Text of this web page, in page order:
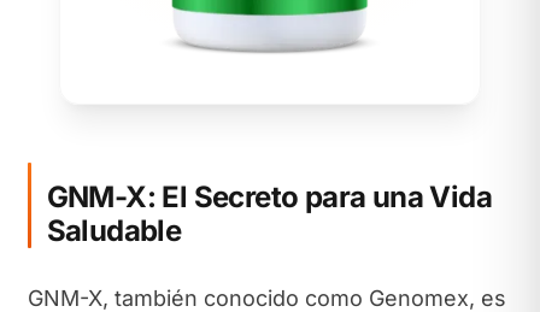
GNM-X: El Secreto para una Vida
Saludable
GNM-X, también conocido como Genomex, es